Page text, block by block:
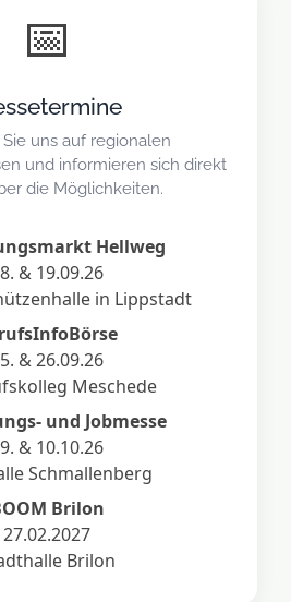
📅
uns auf regionalen
und informieren sich direkt
die Möglichkeiten.
Hellweg
& 19.09.26
in Lippstadt
& 26.09.26
Meschede
und Jobmesse
& 10.10.26
Schmallenberg
Brilon
27.02.2027
Brilon